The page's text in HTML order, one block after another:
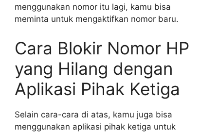
menggunakan nomor itu lagi, kamu bisa
meminta untuk mengaktifkan nomor baru.
Cara Blokir Nomor HP
yang Hilang dengan
Aplikasi Pihak Ketiga
Selain cara-cara di atas, kamu juga bisa
menggunakan aplikasi pihak ketiga untuk